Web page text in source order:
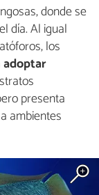
donde se
día. Al igual
los
adoptar
presenta
ambientes